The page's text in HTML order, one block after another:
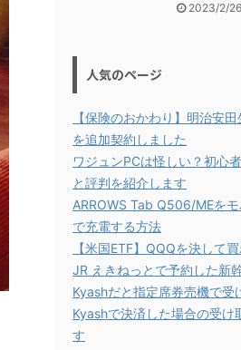
2023/2/26
人気のページ
【保険のおかわり】明治安
を追加契約しました
ワジュンPCは怪しい？初心
と評判を紹介します
ARROWS Tab Q506/MEを
で充電する方法
【米国ETF】QQQを決して
JR えきねっとで予約した新
Kyashだと指定席券売機で受
Kyashで決済した場合の受け
す